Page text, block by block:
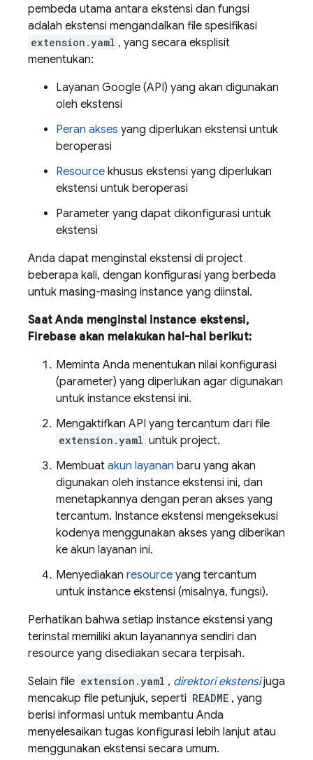
pembeda utama antara ekstensi dan fungsi
adalah ekstensi mengandalkan file spesifikasi
extension.yaml , yang secara eksplisit
menentukan:
Layanan Google (API) yang akan digunakan
oleh ekstensi
Peran akses yang diperlukan ekstensi untuk
beroperasi
Resource khusus ekstensi yang diperlukan
ekstensi untuk beroperasi
Parameter yang dapat dikonfigurasi untuk
ekstensi
Anda dapat menginstal ekstensi di project
beberapa kali, dengan konfigurasi yang berbeda
untuk masing-masing instance yang diinstal.
Saat Anda menginstal instance ekstensi,
Firebase akan melakukan hal-hal berikut:
Meminta Anda menentukan nilai konfigurasi
(parameter) yang diperlukan agar digunakan
untuk instance ekstensi ini.
Mengaktifkan API yang tercantum dari file
extension.yaml untuk project.
Membuat akun layanan baru yang akan
digunakan oleh instance ekstensi ini, dan
menetapkannya dengan peran akses yang
tercantum. Instance ekstensi mengeksekusi
kodenya menggunakan akses yang diberikan
ke akun layanan ini.
Menyediakan resource yang tercantum
untuk instance ekstensi (misalnya, fungsi).
Perhatikan bahwa setiap instance ekstensi yang
terinstal memiliki akun layanannya sendiri dan
resource yang disediakan secara terpisah.
Selain file extension.yaml , direktori ekstensijuga
mencakup file petunjuk, seperti README , yang
berisi informasi untuk membantu Anda
menyelesaikan tugas konfigurasi lebih lanjut atau
menggunakan ekstensi secara umum.